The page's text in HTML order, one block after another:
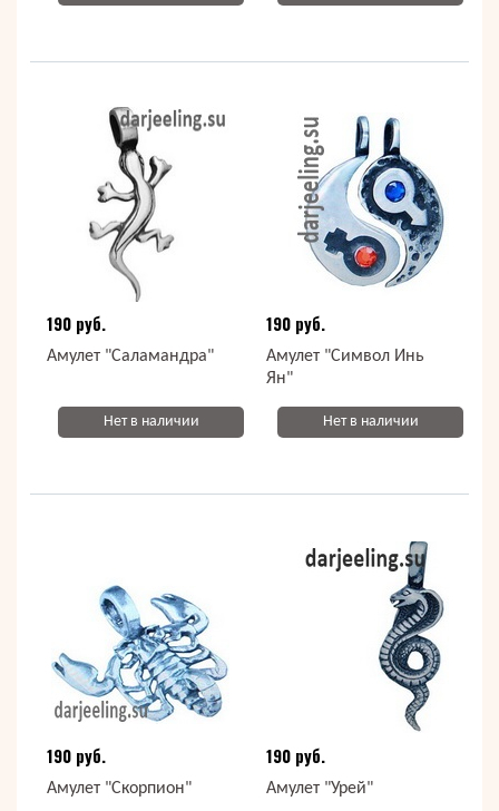
190 руб.
Амулет "Саламандра"
Нет в наличии
190 руб.
Амулет "Символ Инь
Ян"
Нет в наличии
190 руб.
Амулет "Скорпион"
190 руб.
Амулет "Урей"